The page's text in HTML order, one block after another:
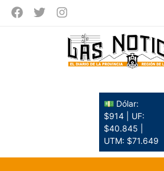
💵 Dólar:
$914 | UF:
$40.845 |
UTM: $71.649